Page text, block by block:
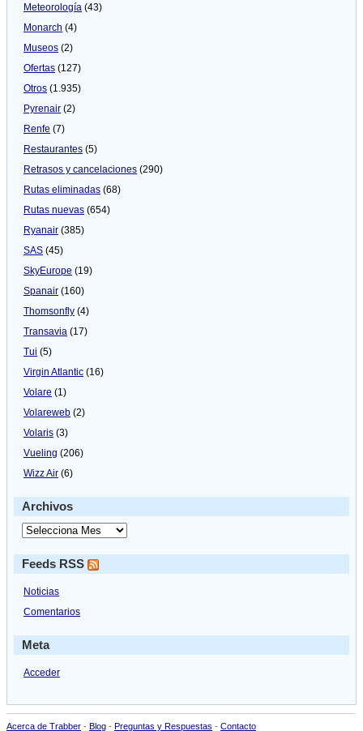
Meteorologí­a (43)
Monarch (4)
Museos (2)
Ofertas (127)
Otros (1.935)
Pyrenair (2)
Renfe (7)
Restaurantes (5)
Retrasos y cancelaciones (290)
Rutas eliminadas (68)
Rutas nuevas (654)
Ryanair (385)
SAS (45)
SkyEurope (19)
Spanair (160)
Thomsonfly (4)
Transavia (17)
Tui (5)
Virgin Atlantic (16)
Volare (1)
Volareweb (2)
Volaris (3)
Vueling (206)
Wizz Air (6)
Archivos
Feeds RSS
Noticias
Comentarios
Meta
Acceder
Acerca de Trabber - Blog - Preguntas y Respuestas - Contacto